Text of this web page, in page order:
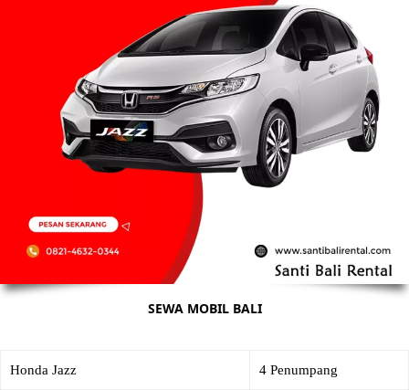
SEWA MOBIL BALI
Honda Jazz 4 Penumpang